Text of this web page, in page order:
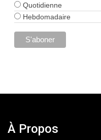
Quotidienne
Hebdomadaire
À Propos